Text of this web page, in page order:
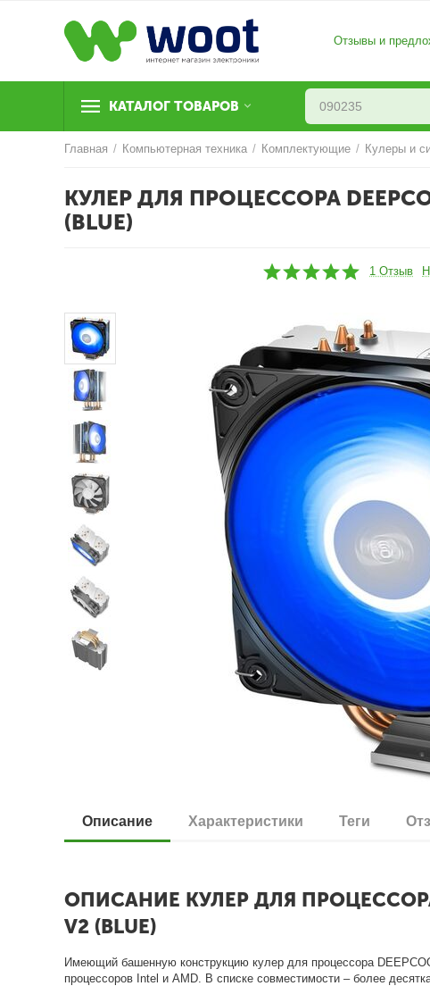
Отзывы и
КАТАЛОГ ТОВАРОВ
Главная / Компьютерная техника / Комплектующие / Кулеры и
КУЛЕР ДЛЯ ПРОЦЕССОРА
(BLUE)
1 Отзыв
Описание Характеристики Теги
ОПИСАНИЕ КУЛЕР ДЛЯ ПРОЦЕССОРА
V2 (BLUE)
Имеющий башенную конструкцию кулер для процессора
процессоров Intel и AMD. В списке совместимости – более